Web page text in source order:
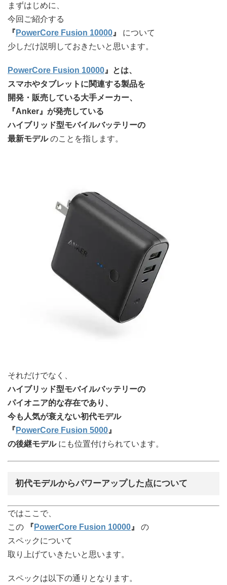
まずはじめに、
今回ご紹介する
『 PowerCore Fusion 10000 』
について
少しだけ説明しておきたいと思います。
PowerCore Fusion 10000 』とは、
スマホやタブレットに関連する製品を
開発・販売している大手メーカー、
『Anker』が発売している
ハイブリッド型モバイルバッテリーの
最新モデルのことを指します。
それだけでなく、
ハイブリッド型モバイルバッテリーの
パイオニア的な存在であり、
今も人気が衰えない初代モデル
『 PowerCore Fusion 5000 』
の後継モデルにも位置付けられています。
初代モデルからパワーアップした点について
ではここで、
この
『 PowerCore Fusion 10000 』
の
スペックについて
取り上げていきたいと思います。
スペックは以下の通りとなります。